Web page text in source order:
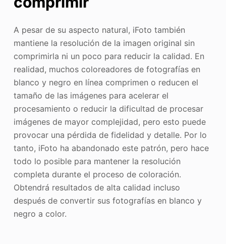
A pesar de su aspecto natural, iFoto también
mantiene la resolución de la imagen original sin
comprimirla ni un poco para reducir la calidad. En
realidad, muchos coloreadores de fotografías en
blanco y negro en línea comprimen o reducen el
tamaño de las imágenes para acelerar el
procesamiento o reducir la dificultad de procesar
imágenes de mayor complejidad, pero esto puede
provocar una pérdida de fidelidad y detalle. Por lo
tanto, iFoto ha abandonado este patrón, pero hace
todo lo posible para mantener la resolución
completa durante el proceso de coloración.
Obtendrá resultados de alta calidad incluso
después de convertir sus fotografías en blanco y
negro a color.